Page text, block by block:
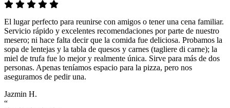
El lugar perfecto para reunirse con amigos o tener una cena familiar.
Servicio rápido y excelentes recomendaciones por parte de nuestro
mesero; ni hace falta decir que la comida fue deliciosa. Probamos la
sopa de lentejas y la tabla de quesos y carnes (tagliere di carne); la
miel de trufa fue lo mejor y realmente única. Sirve para más de dos
personas. Apenas teníamos espacio para la pizza, pero nos
aseguramos de pedir una.
Jazmin H.
“